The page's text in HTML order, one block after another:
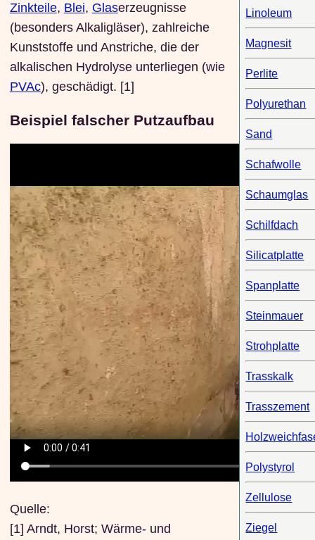
Zinkteile, Blei, Glaserzeugnisse
(besonders Alkaligläser), zahlreiche
Kunststoffe und Anstriche, die der
alkalischen Hydrolyse unterliegen (wie
PVAc), geschädigt. [1]
Beispiel falscher Putzaufbau
Quelle:
[1] Arndt, Horst; Wärme- und
Linoleum
Magnesit
Perlite
Polyurethan
Sand
Schafwolle
Schaumglas
Schilfdach
Silicatplatte
Spanplatte
Steinmauer
Strohplatte
Trasskalk
Trasszement
Polystyrol
Zellulose
Ziegel